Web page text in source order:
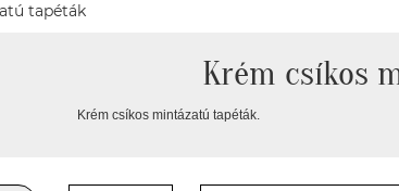
tapéták
Krém csíkos
Krém csíkos mintázatú tapéták.